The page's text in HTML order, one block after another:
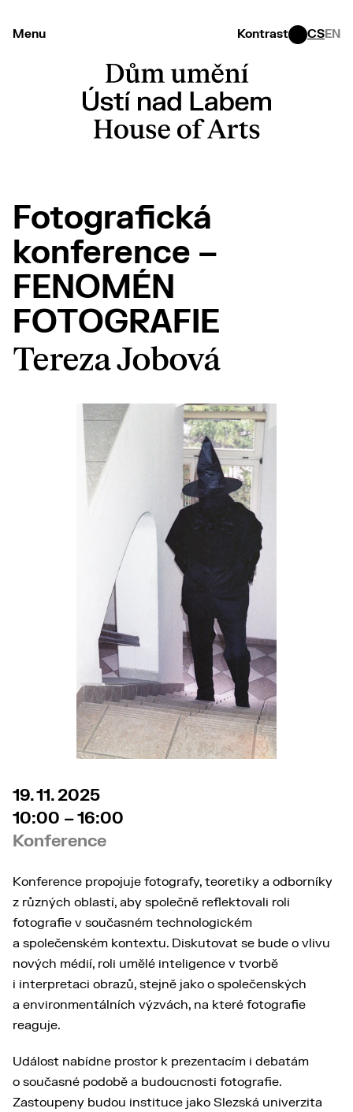
Menu Kontrast CSEN
Fotografická
konference –
FENOMÉN
FOTOGRAFIE
Tereza Jobová
19. 11. 2025
10:00 – 16:00
Konference
Konference propojuje fotografy, teoretiky a odborníky
z různých oblastí, aby společně reflektovali roli
fotografie v současném technologickém
a společenském kontextu. Diskutovat se bude o vlivu
nových médií, roli umělé inteligence v tvorbě
i interpretaci obrazů, stejně jako o společenských
a environmentálních výzvách, na které fotografie
reaguje.
Událost nabídne prostor k prezentacím i debatám
o současné podobě a budoucnosti fotografie.
Zastoupeny budou instituce jako Slezská univerzita